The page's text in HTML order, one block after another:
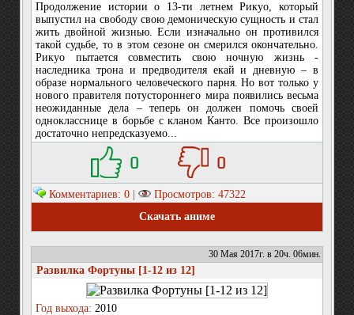
Продолжение истории о 13-ти летнем Рикуо, который
выпустил на свободу свою демоническую сущность и стал
жить двойной жизнью. Если изначально он противился
такой судьбе, то в этом сезоне он смерился окончательно.
Рикуо пытается совместить свою ночную жизнь -
наследника трона и предводителя екай и дневную – в
образе нормального человеческого парня. Но вот только у
нового правителя потустороннего мира появились весьма
неожиданные дела – теперь он должен помочь своей
однокласснице в борьбе с кланом Канто. Все произошло
достаточно непредсказуемо...
0 0
Комментариев: 0 |
Просмотров: 47322
Скачать аниме
30 Мая 2017г. в 20ч. 06мин.
Развилка Фортуны [1-12 из 12]
Год выхода: 2010